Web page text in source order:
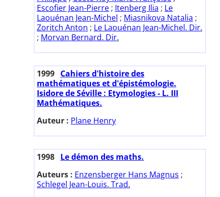
Escofier Jean-Pierre ; Itenberg Ilia ; Le
Laouénan Jean-Michel ; Miasnikova Natalia ;
Zoritch Anton ; Le Laouénan Jean-Michel. Dir.
; Morvan Bernard. Dir.
1999 Cahiers d'histoire des
mathématiques et d'épistémologie.
Isidore de Séville : Etymologies - L. III
Mathématiques.
Auteur : Plane Henry
1998 Le démon des maths.
Auteurs : Enzensberger Hans Magnus ;
Schlegel Jean-Louis. Trad.